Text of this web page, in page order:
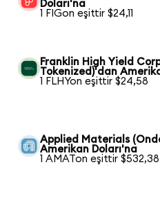
Doları'na
1 FIGon eşittir $24,11
Franklin High Yield
Tokenized)'dan
1 FLHYon eşittir $24,58
Applied Materials
Amerikan Doları'na
1 AMATon eşittir $532,38